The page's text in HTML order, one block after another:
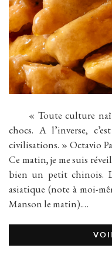
« Toute culture naît
chocs. A l’inverse,
civilisations. » Octavio
Ce matin, je me suis
bien un petit chinois.
asiatique (note à moi-
Manson le matin).…